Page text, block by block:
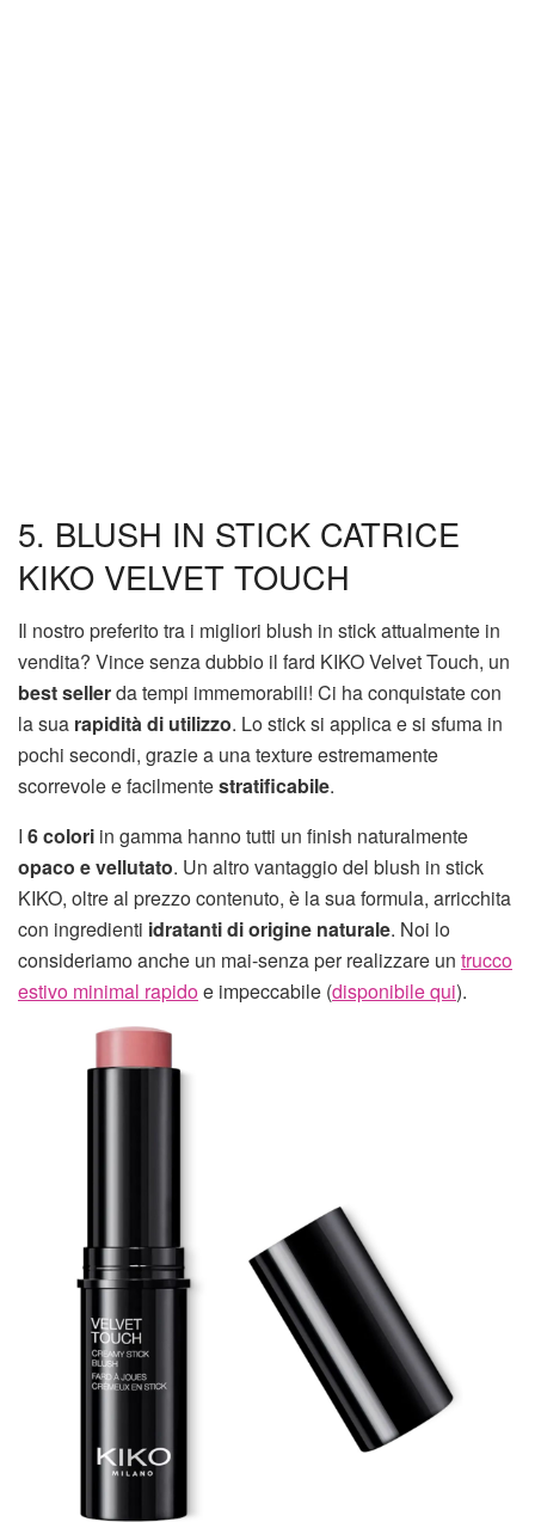
5. BLUSH IN STICK CATRICE
KIKO VELVET TOUCH
Il nostro preferito tra i migliori blush in stick attualmente in
vendita? Vince senza dubbio il fard KIKO Velvet Touch, un
best sellerda tempi immemorabili! Ci ha conquistate con
la sua rapidità di utilizzo. Lo stick si applica e si sfuma in
pochi secondi, grazie a una texture estremamente
scorrevole e facilmentestratificabile.
I 6 colori in gamma hanno tutti un finish naturalmente
opaco e vellutato. Un altro vantaggio del blush in stick
KIKO, oltre al prezzo contenuto, è la sua formula, arricchita
con ingredienti idratanti di origine naturale. Noi lo
consideriamo anche un mai-senza per realizzare un trucco
estivo minimal rapidoe impeccabile (disponibile qui).